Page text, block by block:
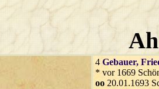
4 Gebauer,
* vor 1669
oo 20.01.1693